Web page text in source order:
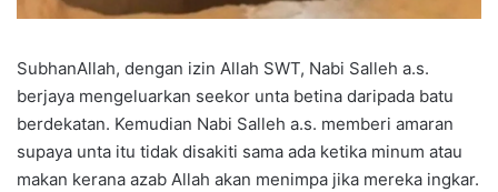
SubhanAllah, dengan izin Allah SWT, Nabi Salleh a.s.
berjaya mengeluarkan seekor unta betina daripada batu
berdekatan. Kemudian Nabi Salleh a.s. memberi amaran
supaya unta itu tidak disakiti sama ada ketika minum atau
makan kerana azab Allah akan menimpa jika mereka ingkar.